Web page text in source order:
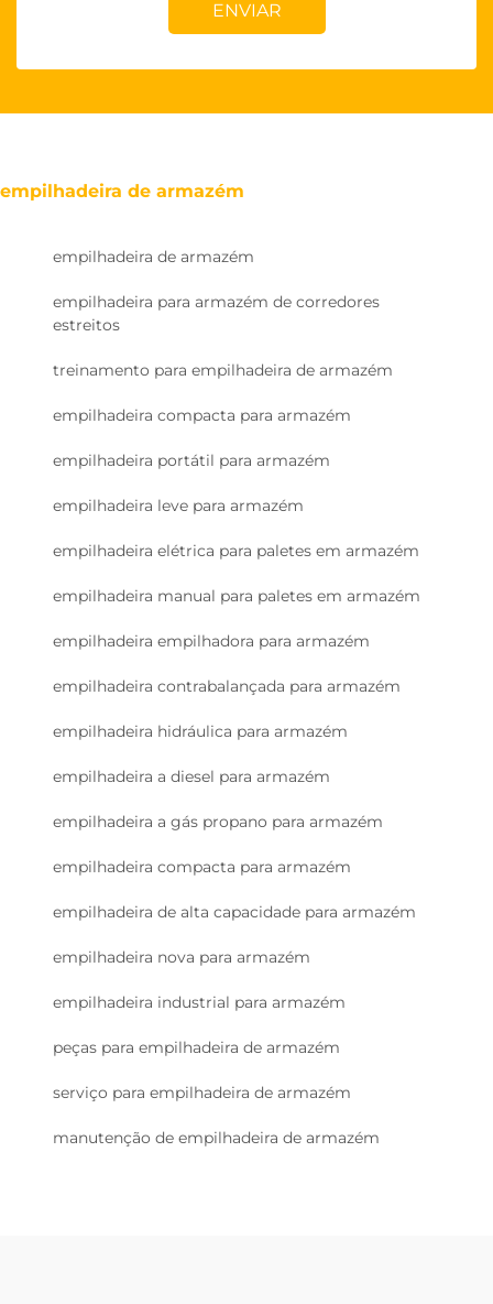
ENVIAR
empilhadeira de armazém
empilhadeira de armazém
empilhadeira para armazém de corredores
estreitos
treinamento para empilhadeira de armazém
empilhadeira compacta para armazém
empilhadeira portátil para armazém
empilhadeira leve para armazém
empilhadeira elétrica para paletes em armazém
empilhadeira manual para paletes em armazém
empilhadeira empilhadora para armazém
empilhadeira contrabalançada para armazém
empilhadeira hidráulica para armazém
empilhadeira a diesel para armazém
empilhadeira a gás propano para armazém
empilhadeira compacta para armazém
empilhadeira de alta capacidade para armazém
empilhadeira nova para armazém
empilhadeira industrial para armazém
peças para empilhadeira de armazém
serviço para empilhadeira de armazém
manutenção de empilhadeira de armazém